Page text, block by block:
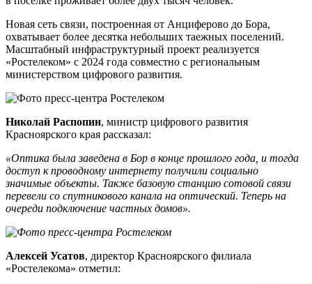
Новая сеть связи, построенная от Анциферово до Бора,
охватывает более десятка небольших таежных поселений.
Масштабный инфраструктурный проект реализуется
«Ростелеком» с 2024 года совместно с региональным
министерством цифрового развития.
Николай Распопин, министр цифрового развития
Красноярского края рассказал:
«Оптика была заведена в Бор в конце прошлого года, и тогда
доступ к проводному интернету получили социально
значимые объекты. Также базовую станцию сотовой связи
перевели со спутникового канала на оптический. Теперь на
очереди подключение частных домов».
Алексей Усатов, директор Красноярского филиала
«Ростелекома» отметил: